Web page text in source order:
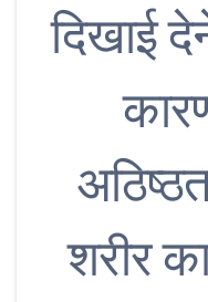
दिखाई
शरीर